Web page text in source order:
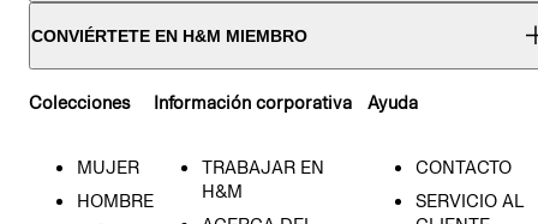
CONVIÉRTETE EN H&M MIEMBRO
Colecciones
MUJER
HOMBRE
Información corporativa
TRABAJAR EN
H&M
Ayuda
CONTACTO
SERVICIO AL